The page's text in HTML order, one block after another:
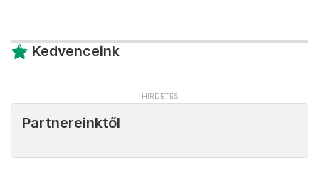
Kedvenceink
Partnereinktől